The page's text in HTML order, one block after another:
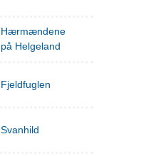
Hærmændene
på Helgeland
Fjeldfuglen
Svanhild